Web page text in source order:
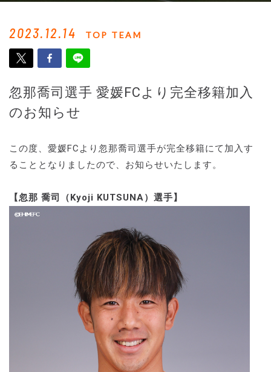
2023.12.14 TOP TEAM
忽那喬司選手 愛媛FCより完全移籍加入
のお知らせ
この度、愛媛FCより忽那喬司選手が完全移籍にて加入す
ることとなりましたので、お知らせいたします。
【忽那 喬司（Kyoji KUTSUNA）選手】